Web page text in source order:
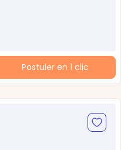
Postuler en 1 clic